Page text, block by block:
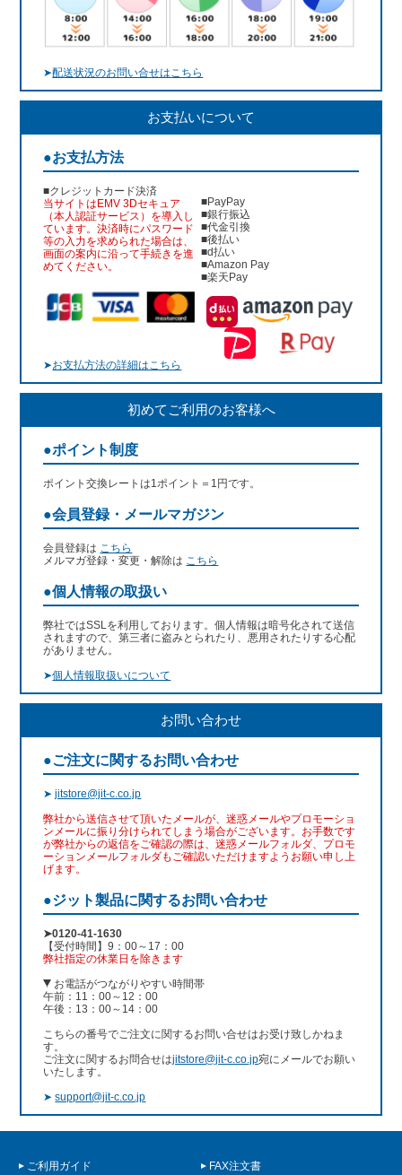
➤配送状況のお問い合せはこちら
お支払いについて
●お支払方法
■クレジットカード決済
当サイトはEMV 3Dセキュア
（本人認証サービス）を導入し
ています。決済時にパスワード
等の入力を求められた場合は、
画面の案内に沿って手続きを進
めてください。
■PayPay
■銀行振込
■代金引換
■後払い
■d払い
■Amazon Pay
■楽天Pay
➤お支払方法の詳細はこちら
初めてご利用のお客様へ
●ポイント制度
ポイント交換レートは1ポイント＝1円です。
●会員登録・メールマガジン
会員登録は こちら
メルマガ登録・変更・解除は こちら
●個人情報の取扱い
弊社ではSSLを利用しております。個人情報は暗号化されて送信
されますので、第三者に盗みとられたり、悪用されたりする心配
がありません。
➤個人情報取扱いについて
お問い合わせ
●ご注文に関するお問い合わせ
➤jitstore@jit-c.co.jp
弊社から送信させて頂いたメールが、迷惑メールやプロモーショ
ンメールに振り分けられてしまう場合がございます。お手数です
が弊社からの返信をご確認の際は、迷惑メールフォルダ、プロモ
ーションメールフォルダもご確認いただけますようお願い申し上
げます。
●ジット製品に関するお問い合わせ
➤0120-41-1630
【受付時間】9：00～17：00
弊社指定の休業日を除きます
お電話がつながりやすい時間帯
午前：11：00～12：00
午後：13：00～14：00
こちらの番号でご注文に関するお問い合せはお受け致しかねま
す。
ご注文に関するお問合せはjitstore@jit-c.co.jp宛にメールでお願い
いたします。
➤support@jit-c.co.jp
ご利用ガイド FAX注文書